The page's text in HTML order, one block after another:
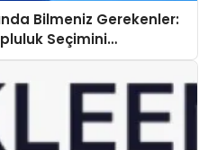
Bilmeniz Gerekenler:
Seçimini